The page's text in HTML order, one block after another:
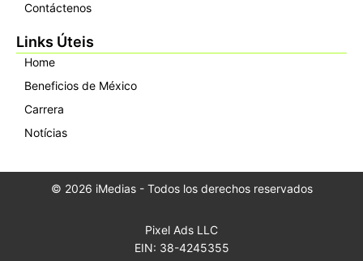
Contáctenos
Links Úteis
Home
Beneficios de México
Carrera
Notícias
© 2026 iMedias - Todos los derechos reservados
Pixel Ads LLC
EIN: 38-4245355